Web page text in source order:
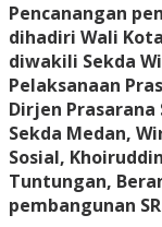
Pencanangan
dihadiri Wali
diwakili Sekda
Pelaksanaan
Dirjen
Sekda Medan,
Sosial,
Tuntungan,
pembangunan